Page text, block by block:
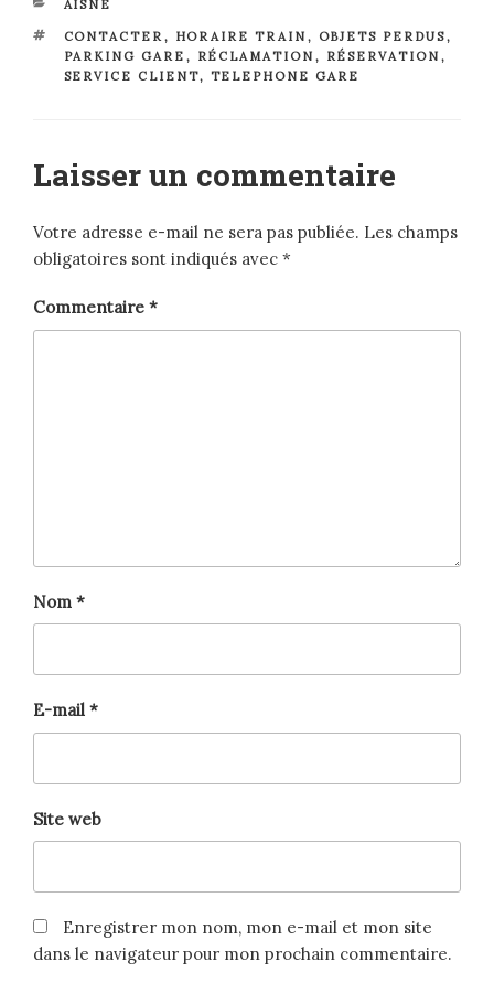
CATÉGORIES
AISNE
ÉTIQUETTES
CONTACTER, HORAIRE TRAIN , OBJETS PERDUS,
PARKING GARE , RÉCLAMATION , RÉSERVATION ,
SERVICE CLIENT, TELEPHONE GARE
Laisser un commentaire
Votre adresse e-mail ne sera pas publiée. Les champs
obligatoires sont indiqués avec *
Commentaire *
Nom *
E-mail *
Site web
Enregistrer mon nom, mon e-mail et mon site
dans le navigateur pour mon prochain commentaire.